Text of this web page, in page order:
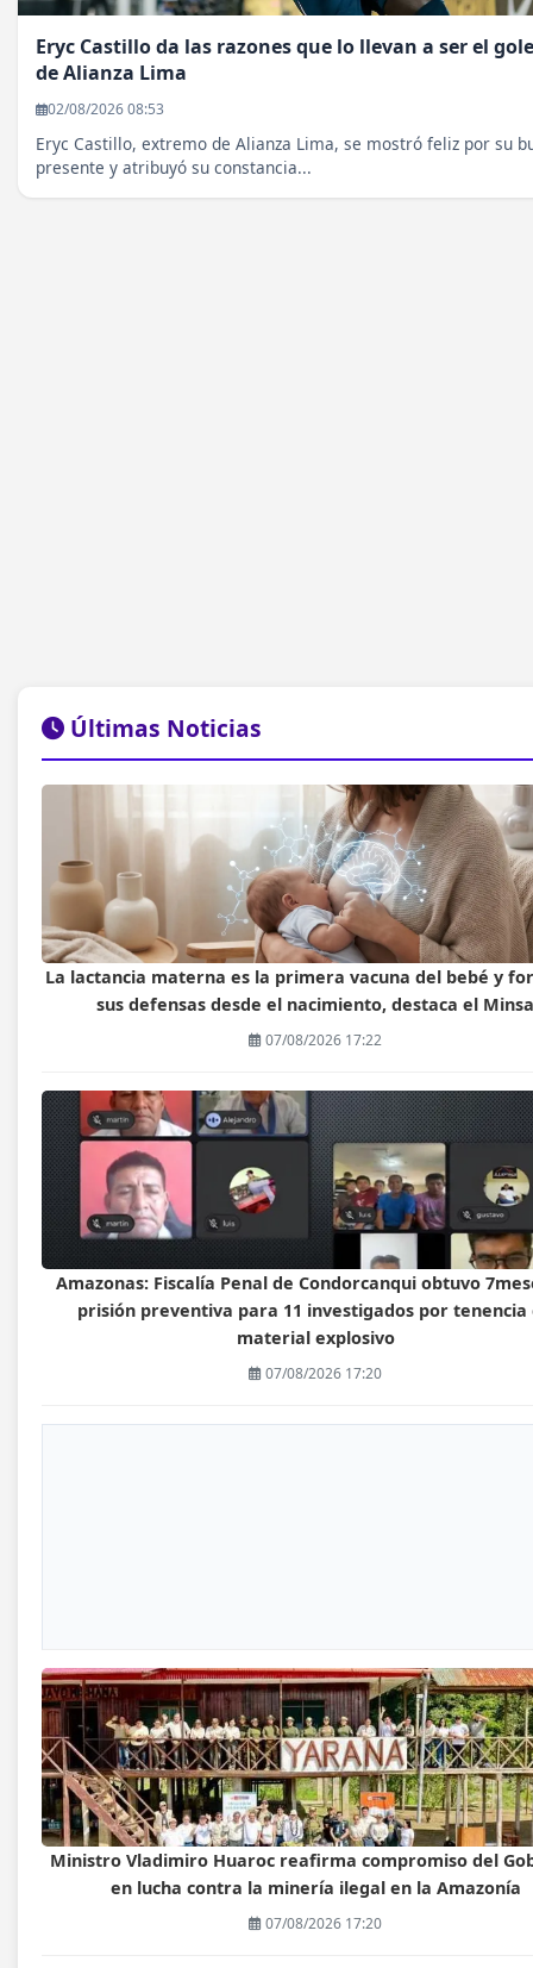
Eryc Castillo da las razones que lo llevan a ser el
de Alianza Lima
02/08/2026 08:53
Eryc Castillo, extremo de Alianza Lima, se mostró feliz por su
presente y atribuyó su constancia...
Últimas Noticias
La lactancia materna es la primera vacuna del bebé y
sus defensas desde el nacimiento, destaca el Minsa
07/08/2026 17:22
Amazonas: Fiscalía Penal de Condorcanqui obtuvo
prisión preventiva para 11 investigados por tenencia
material explosivo
07/08/2026 17:20
Ministro Vladimiro Huaroc reafirma compromiso del
en lucha contra la minería ilegal en la Amazonía
07/08/2026 17:20